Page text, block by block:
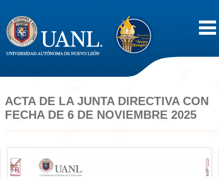
Acerca de
Servicios
ACTA DE LA JUNTA DIRECTIVA CON
FECHA DE 6 DE NOVIEMBRE 2025